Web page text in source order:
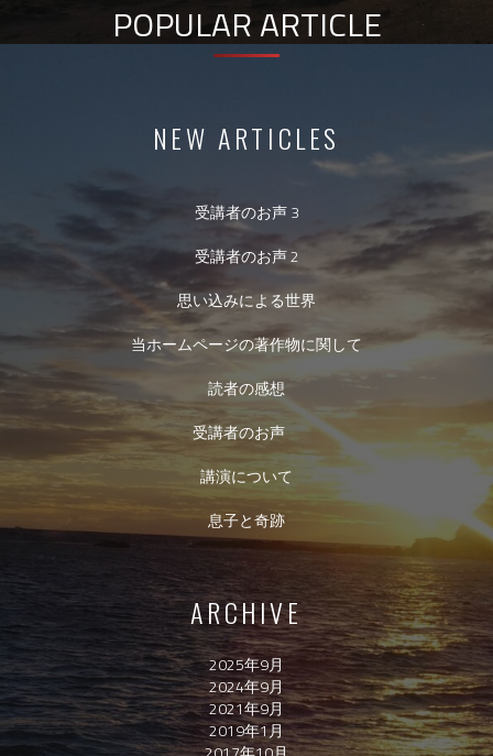
POPULAR ARTICLE
NEW ARTICLES
受講者のお声 3
受講者のお声 2
思い込みによる世界
当ホームページの著作物に関して
読者の感想
受講者のお声
講演について
息子と奇跡
ARCHIVE
2025年9月
2024年9月
2021年9月
2019年1月